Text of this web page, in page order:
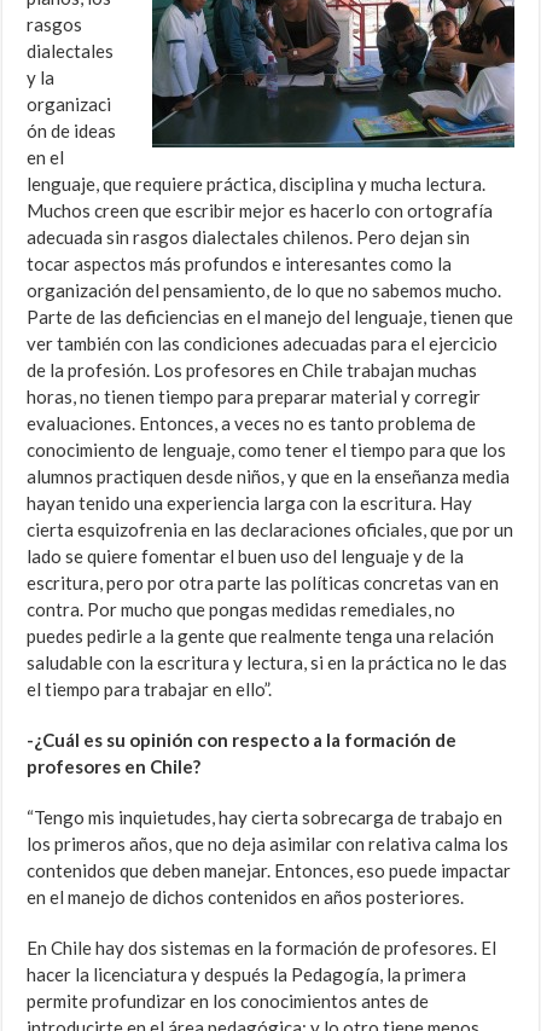
rasgos
dialectales
y la
organizaci
ón de ideas
en el
lenguaje, que requiere práctica, disciplina y mucha lectura.
Muchos creen que escribir mejor es hacerlo con ortografía
adecuada sin rasgos dialectales chilenos. Pero dejan sin
tocar aspectos más profundos e interesantes como la
organización del pensamiento, de lo que no sabemos mucho.
Parte de las deficiencias en el manejo del lenguaje, tienen que
ver también con las condiciones adecuadas para el ejercicio
de la profesión. Los profesores en Chile trabajan muchas
horas, no tienen tiempo para preparar material y corregir
evaluaciones. Entonces, a veces no es tanto problema de
conocimiento de lenguaje, como tener el tiempo para que los
alumnos practiquen desde niños, y que en la enseñanza media
hayan tenido una experiencia larga con la escritura. Hay
cierta esquizofrenia en las declaraciones oficiales, que por un
lado se quiere fomentar el buen uso del lenguaje y de la
escritura, pero por otra parte las políticas concretas van en
contra. Por mucho que pongas medidas remediales, no
puedes pedirle a la gente que realmente tenga una relación
saludable con la escritura y lectura, si en la práctica no le das
el tiempo para trabajar en ello”.
-¿Cuál es su opinión con respecto a la formación de
profesores en Chile?
“Tengo mis inquietudes, hay cierta sobrecarga de trabajo en
los primeros años, que no deja asimilar con relativa calma los
contenidos que deben manejar. Entonces, eso puede impactar
en el manejo de dichos contenidos en años posteriores.
En Chile hay dos sistemas en la formación de profesores. El
hacer la licenciatura y después la Pedagogía, la primera
permite profundizar en los conocimientos antes de